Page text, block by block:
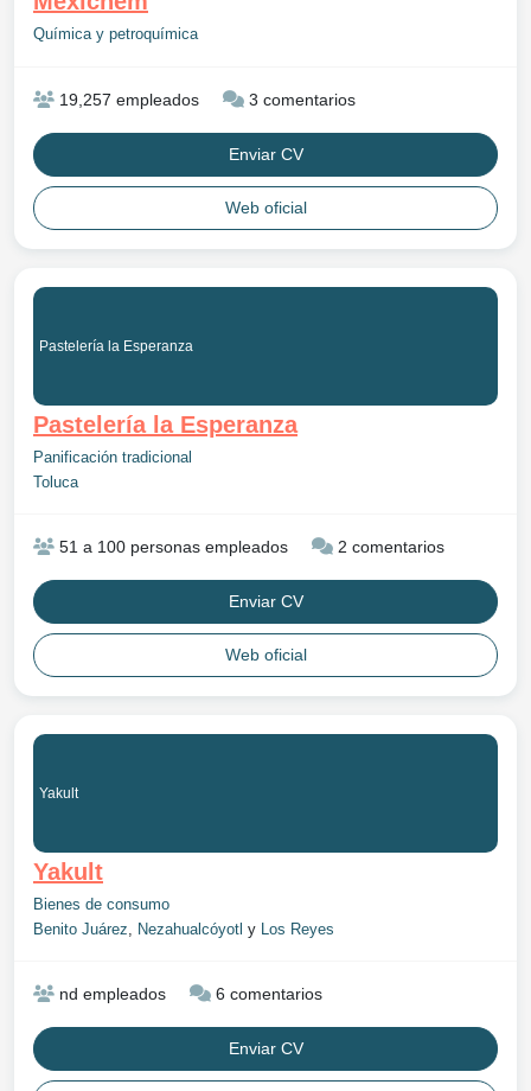
Química y petroquímica
19,257 empleados 3 comentarios
Enviar CV
Web oficial
Pastelería la Esperanza
Pastelería la Esperanza
Panificación tradicional
Toluca
51 a 100 personas empleados 2 comentarios
Enviar CV
Web oficial
Yakult
Yakult
Bienes de consumo
Benito Juárez, Nezahualcóyotl y Los Reyes
nd empleados 6 comentarios
Enviar CV